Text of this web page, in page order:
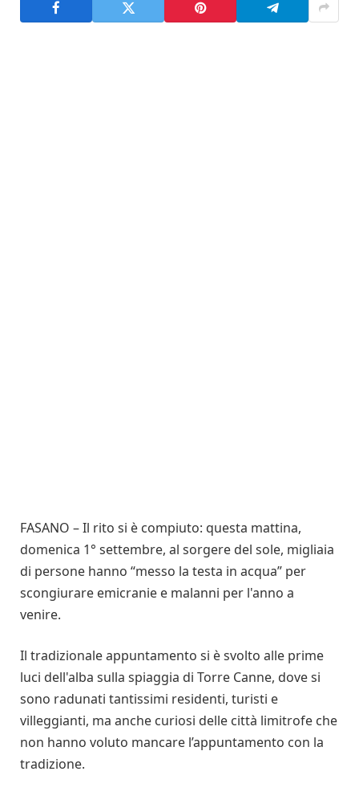
FASANO – Il rito si è compiuto: questa mattina,
domenica 1° settembre, al sorgere del sole, migliaia
di persone hanno “messo la testa in acqua” per
scongiurare emicranie e malanni per l'anno a
venire.
Il tradizionale appuntamento si è svolto alle prime
luci dell'alba sulla spiaggia di Torre Canne, dove si
sono radunati tantissimi residenti, turisti e
villeggianti, ma anche curiosi delle città limitrofe che
non hanno voluto mancare l’appuntamento con la
tradizione.